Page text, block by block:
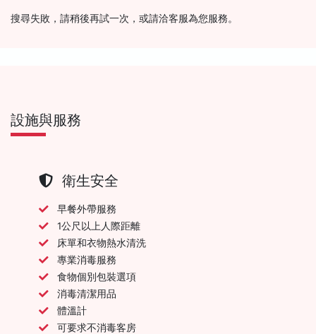
搜尋失敗，請稍後再試一次，或請洽客服為您服務。
設施與服務
衛生安全
早餐外帶服務
1公尺以上人際距離
床單和衣物熱水清洗
專業消毒服務
食物個別包裝選項
消毒清潔用品
體溫計
可要求不消毒客房